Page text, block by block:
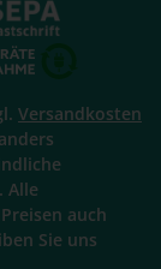
Versandkosten
Alle
auch
Sie uns